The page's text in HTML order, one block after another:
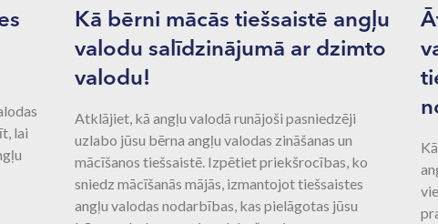
lai
Kā bērni mācās tiešsaistē angļu
valodu salīdzinājumā ar dzimto
valodu!
Atklājiet, kā angļu valodā runājoši pasniedzēji
uzlabo jūsu bērna angļu valodas zināšanas un
mācīšanos tiešsaistē. Izpētiet priekšrocības, ko
sniedz mācīšanās mājās, izmantojot tiešsaistes
angļu valodas nodarbības, kas pielāgotas jūsu